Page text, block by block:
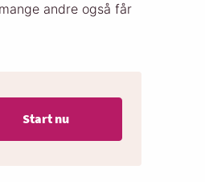
andre også får
Start nu